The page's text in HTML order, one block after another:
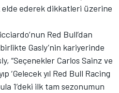
ederek dikkatleri üzerine
Red Bull’dan
birlikte Gasly’nin kariyerinde
“Seçenekler Carlos Sainz ve
‘Gelecek yıl Red Bull Racing
1’deki ilk tam sezonumun